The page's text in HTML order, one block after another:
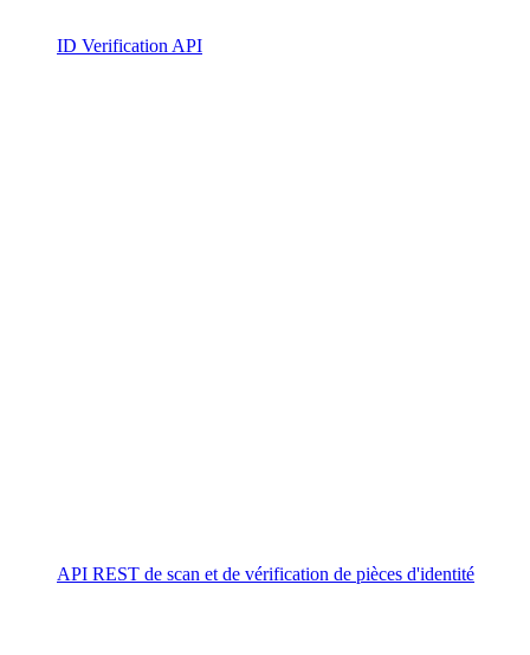
ID Verification API
API REST de scan et de vérification de pièces d'identité